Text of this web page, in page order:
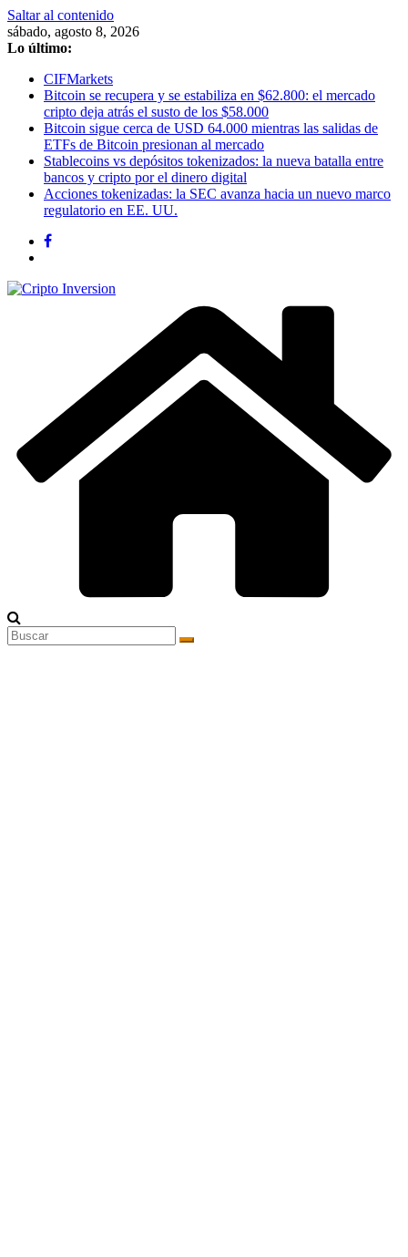
Saltar al contenido
sábado, agosto 8, 2026
Lo último:
CIFMarkets
Bitcoin se recupera y se estabiliza en $62.800: el mercado
cripto deja atrás el susto de los $58.000
Bitcoin sigue cerca de USD 64.000 mientras las salidas de
ETFs de Bitcoin presionan al mercado
Stablecoins vs depósitos tokenizados: la nueva batalla entre
bancos y cripto por el dinero digital
Acciones tokenizadas: la SEC avanza hacia un nuevo marco
regulatorio en EE. UU.